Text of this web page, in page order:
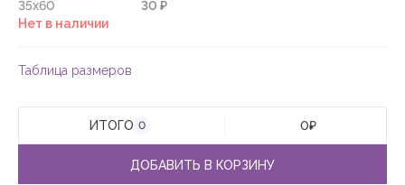
35х60
30 ₽
Нет в наличии
Таблица размеров
ИТОГО 0 0₽
ДОБАВИТЬ В КОРЗИНУ